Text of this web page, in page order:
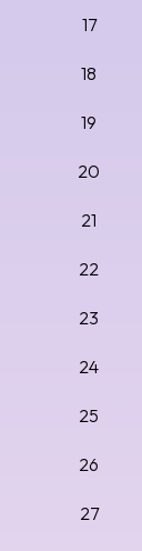
17
18
19
20
21
22
23
24
25
26
27